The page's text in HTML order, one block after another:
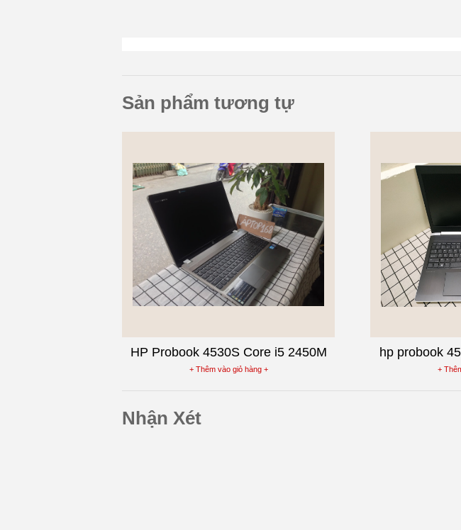
Sản phẩm tương tự
HP Probook 4530S Core i5 2450M
Laptop cũ Ram 4G Màn 15inch Vỏ
+ Thêm vào giỏ hàng +
hp probook
8G / SSD +
Nhận Xét